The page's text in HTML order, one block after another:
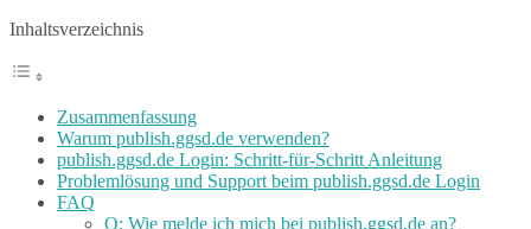
Inhaltsverzeichnis
Zusammenfassung
Warum publish.ggsd.de verwenden?
publish.ggsd.de Login: Schritt-für-Schritt Anleitung
Problemlösung und Support beim publish.ggsd.de Login
FAQ
Q: Wie melde ich mich bei publish.ggsd.de an?